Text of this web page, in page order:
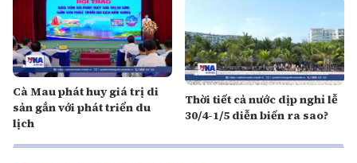
Cà Mau phát huy giá trị di
sản gắn với phát triển du
lịch
Thời tiết cả nước dịp nghỉ lễ
30/4-1/5 diễn biến ra sao?